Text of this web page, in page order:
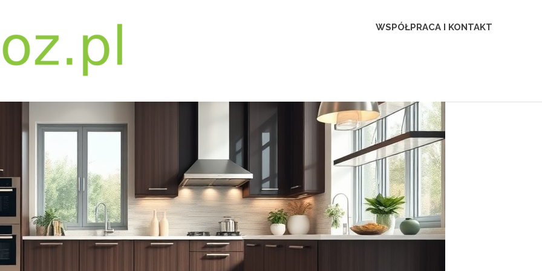
WSPÓŁPRACA I KONTAKT